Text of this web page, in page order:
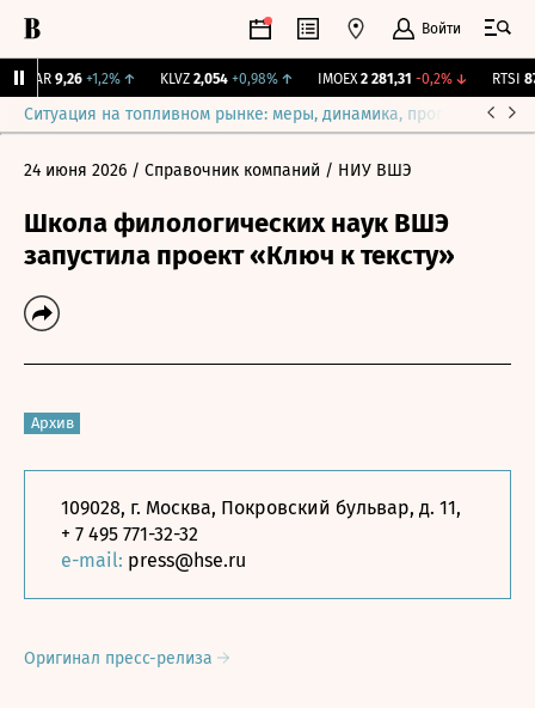
Войти
UTAR 9,26 +1,2%↑ KLVZ 2,054 +0,98%↑ IMOEX 2 281,31 -0,2%↓ RTSI
Ситуация на топливном рынке: меры, динамика, прогнозы
24 июня 2026 / Справочник компаний / НИУ ВШЭ
Школа филологических наук ВШЭ
запустила проект «Ключ к тексту»
Архив
109028, г. Москва, Покровский бульвар, д. 11,
+ 7 495 771-32-32
e-mail: press@hse.ru
Оригинал пресс-релиза